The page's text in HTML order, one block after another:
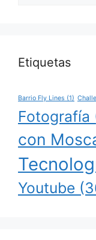
Etiquetas
Barrio Fly Lines (1)
Fotografía
con
Youtube